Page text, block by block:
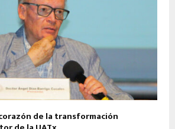
de la transformación